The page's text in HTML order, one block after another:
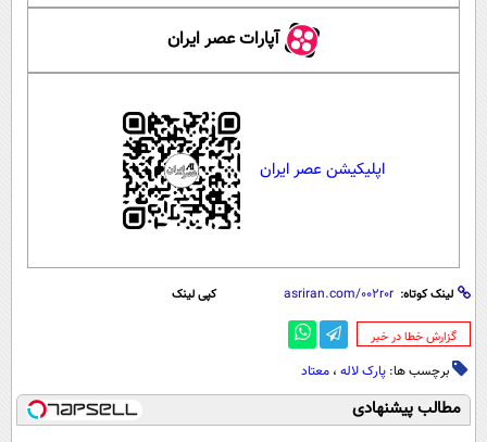
آپارات عصر ایران
اپلیکیشن عصر ایران
لینک کوتاه: کپی لینک
‌گزارش خطا در خبر
برچسب ها: پارک لاله ، معتاد
مطالب پیشنهادی